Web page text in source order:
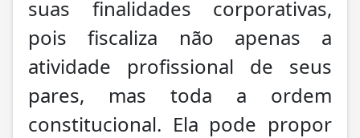
suas finalidades corporativas,
pois fiscaliza não apenas a
atividade profissional de seus
pares, mas toda a ordem
constitucional. Ela pode propor